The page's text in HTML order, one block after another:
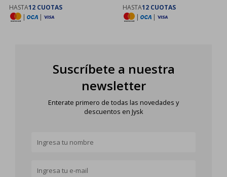
HASTA12 CUOTAS
|
|
HASTA12 CUOTAS
|
|
Suscríbete a nuestra
newsletter
Enterate primero de todas las novedades y
descuentos en Jysk